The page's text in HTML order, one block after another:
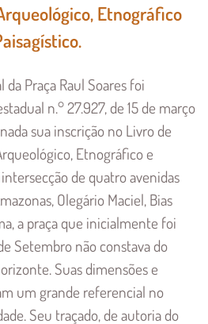
Etnográfico
Praça Raul Soares foi
n.° 27.927, de 15 de março
sua inscrição no Livro de
Etnográfico e
de quatro avenidas
Olegário Maciel, Bias
a praça que inicialmente foi
Setembro não constava do
Suas dimensões e
um grande referencial no
Seu traçado, de autoria do